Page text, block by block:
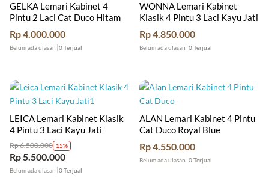
GELKA Lemari Kabinet 4
Pintu 2 Laci Cat Duco Hitam
Rp4.000.000
Belum ada ulasan 0 Terjual
WONNA Lemari Kabinet
Klasik 4 Pintu 3 Laci Kayu Jati
Rp4.850.000
Belum ada ulasan 0 Terjual
LEICA Lemari Kabinet Klasik
4 Pintu 3 Laci Kayu Jati
Rp6.500.000 15%
Rp5.500.000
Belum ada ulasan 0 Terjual
ALAN Lemari Kabinet 4 Pintu
Cat Duco Royal Blue
Rp4.550.000
Belum ada ulasan 0 Terjual